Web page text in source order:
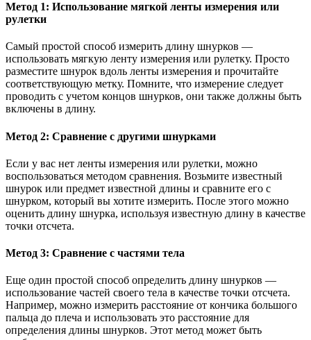
Метод 1: Использование мягкой ленты измерения или
рулетки
Самый простой способ измерить длину шнурков —
использовать мягкую ленту измерения или рулетку. Просто
разместите шнурок вдоль ленты измерения и прочитайте
соответствующую метку. Помните, что измерение следует
проводить с учетом концов шнурков, они также должны быть
включены в длину.
Метод 2: Сравнение с другими шнурками
Если у вас нет ленты измерения или рулетки, можно
воспользоваться методом сравнения. Возьмите известный
шнурок или предмет известной длины и сравните его с
шнурком, который вы хотите измерить. После этого можно
оценить длину шнурка, используя известную длину в качестве
точки отсчета.
Метод 3: Сравнение с частями тела
Еще один простой способ определить длину шнурков —
использование частей своего тела в качестве точки отсчета.
Например, можно измерить расстояние от кончика большого
пальца до плеча и использовать это расстояние для
определения длины шнурков. Этот метод может быть